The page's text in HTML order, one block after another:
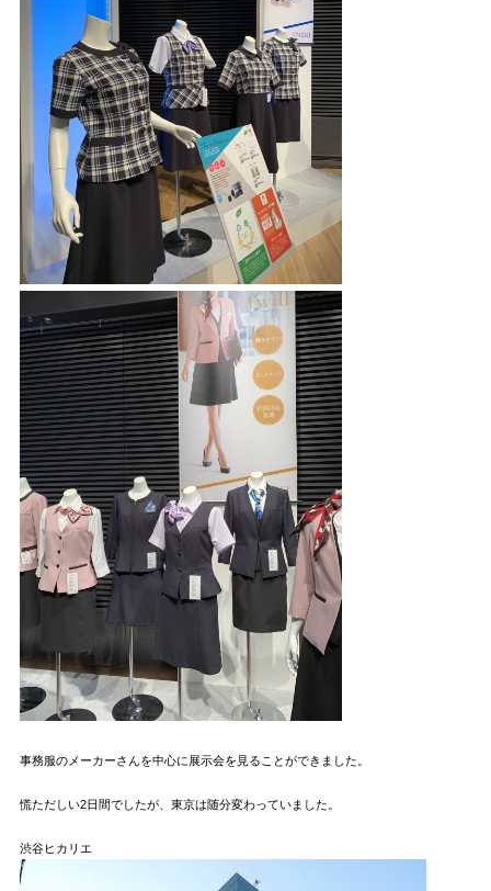
事務服のメーカーさんを中心に展示会を見ることができました。
慌ただしい2日間でしたが、東京は随分変わっていました。
渋谷ヒカリエ